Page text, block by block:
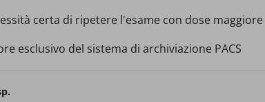
certa di ripetere l'esame con dose maggiore
esclusivo del sistema di archiviazione PACS